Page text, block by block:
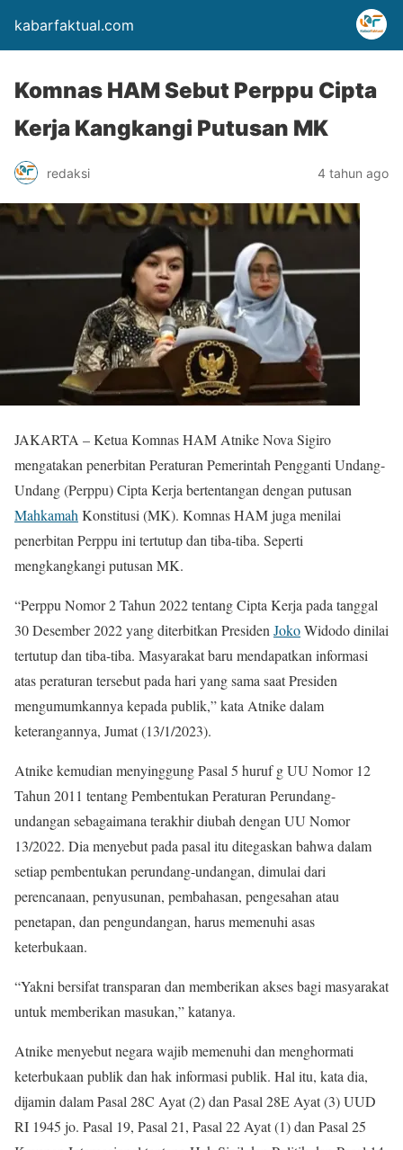
kabarfaktual.com
Komnas HAM Sebut Perppu Cipta
Kerja Kangkangi Putusan MK
redaksi 4 tahun ago
JAKARTA – Ketua Komnas HAM Atnike Nova Sigiro
mengatakan penerbitan Peraturan Pemerintah Pengganti Undang-
Undang (Perppu) Cipta Kerja bertentangan dengan putusan
Mahkamah Konstitusi (MK). Komnas HAM juga menilai
penerbitan Perppu ini tertutup dan tiba-tiba. Seperti
mengkangkangi putusan MK.
“Perppu Nomor 2 Tahun 2022 tentang Cipta Kerja pada tanggal
30 Desember 2022 yang diterbitkan Presiden JokoWidodo dinilai
tertutup dan tiba-tiba. Masyarakat baru mendapatkan informasi
atas peraturan tersebut pada hari yang sama saat Presiden
mengumumkannya kepada publik,” kata Atnike dalam
keterangannya, Jumat (13/1/2023).
Atnike kemudian menyinggung Pasal 5 huruf g UU Nomor 12
Tahun 2011 tentang Pembentukan Peraturan Perundang-
undangan sebagaimana terakhir diubah dengan UU Nomor
13/2022. Dia menyebut pada pasal itu ditegaskan bahwa dalam
setiap pembentukan perundang-undangan, dimulai dari
perencanaan, penyusunan, pembahasan, pengesahan atau
penetapan, dan pengundangan, harus memenuhi asas
keterbukaan.
“Yakni bersifat transparan dan memberikan akses bagi masyarakat
untuk memberikan masukan,” katanya.
Atnike menyebut negara wajib memenuhi dan menghormati
keterbukaan publik dan hak informasi publik. Hal itu, kata dia,
dijamin dalam Pasal 28C Ayat (2) dan Pasal 28E Ayat (3) UUD
RI 1945 jo. Pasal 19, Pasal 21, Pasal 22 Ayat (1) dan Pasal 25